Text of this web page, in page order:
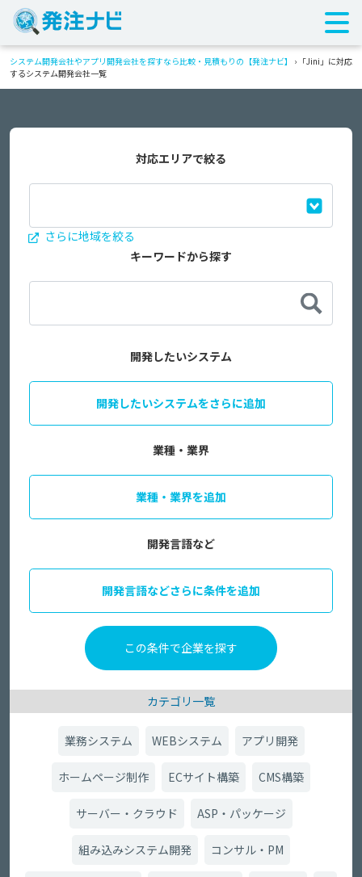
システム開発会社やアプリ開発会社を探すなら比較・見積もりの【発注ナビ】 › 「Jini」に対応
するシステム開発会社一覧
対応エリアで絞る
さらに地域を絞る
キーワードから探す
開発したいシステム
開発したいシステムをさらに追加
業種・業界
業種・業界を追加
開発言語など
開発言語などさらに条件を追加
カテゴリ一覧
業務システム WEBシステム アプリ開発
ホームページ制作 ECサイト構築 CMS構築
サーバー・クラウド ASP・パッケージ
組み込みシステム開発 コンサル・PM